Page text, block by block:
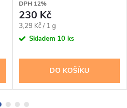
DPH 12%
230 Kč
Měrná
cena:
3,29 Kč / 1 g
Skladem 10 ks
DO KOŠÍKU